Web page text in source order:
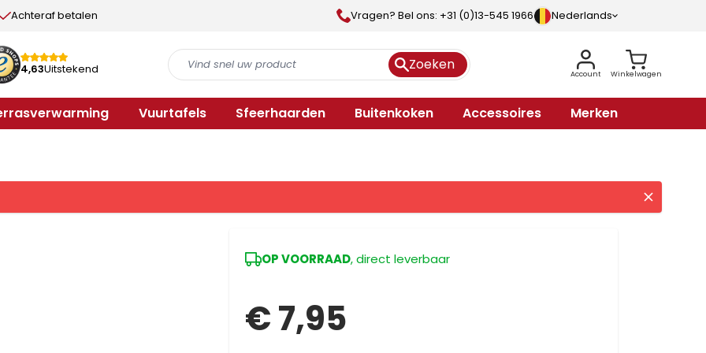
Achteraf betalen Vragen? Bel ons: +31 (0)13-545 1966 Nederlands
4,63Uitstekend Zoeken
Account Winkelwagen
Vuurtafels Sfeerhaarden Buitenkoken Accessoires Merken
OP VOORRAAD, direct leverbaar
€ 7,95